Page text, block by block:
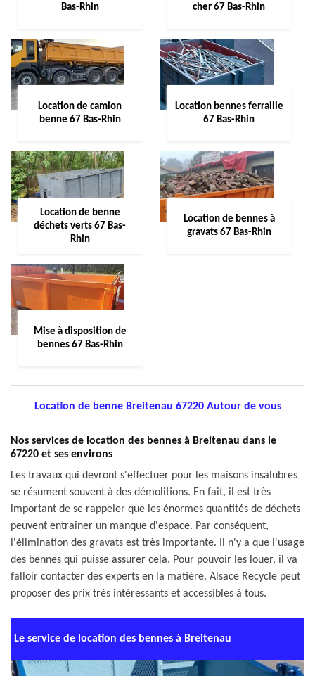
Bas-Rhin
cher 67 Bas-Rhin
Location de camion
benne 67 Bas-Rhin
Location bennes ferraille
67 Bas-Rhin
Location de benne
déchets verts 67 Bas-
Rhin
Location de bennes à
gravats 67 Bas-Rhin
Mise à disposition de
bennes 67 Bas-Rhin
Location de benne Breitenau 67220 Autour de vous
Nos services de location des bennes à Breitenau dans le
67220 et ses environs
Les travaux qui devront s'effectuer pour les maisons insalubres
se résument souvent à des démolitions. En fait, il est très
important de se rappeler que les énormes quantités de déchets
peuvent entraîner un manque d'espace. Par conséquent,
l'élimination des gravats est très importante. Il n'y a que l'usage
des bennes qui puisse assurer cela. Pour pouvoir les louer, il va
falloir contacter des experts en la matière. Alsace Recycle peut
proposer des prix très intéressants et accessibles à tous.
Le service de location des bennes à Breitenau